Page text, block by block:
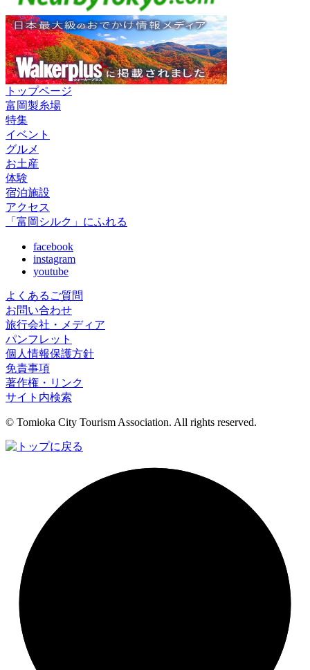
トップページ
富岡製糸場
特集
イベント
グルメ
お土産
体験
宿泊施設
アクセス
「富岡シルク」にふれる
facebook
instagram
youtube
よくあるご質問
お問い合わせ
旅行会社・メディア
パンフレット
個人情報保護方針
免責事項
著作権・リンク
サイト内検索
© Tomioka City Tourism Association. All rights reserved.